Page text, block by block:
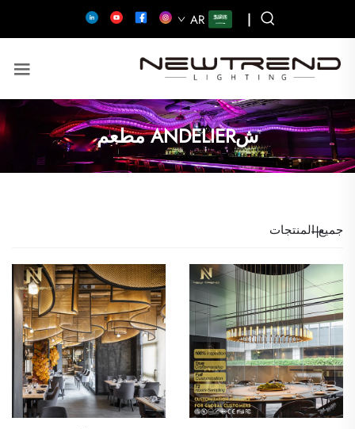
|
AR
شANDELIER مطعم
جميع المنتجات